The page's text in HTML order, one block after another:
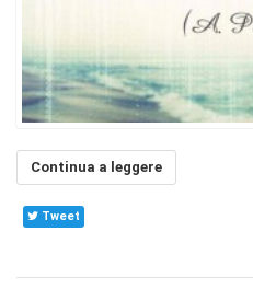
Continua a leggere
Tweet